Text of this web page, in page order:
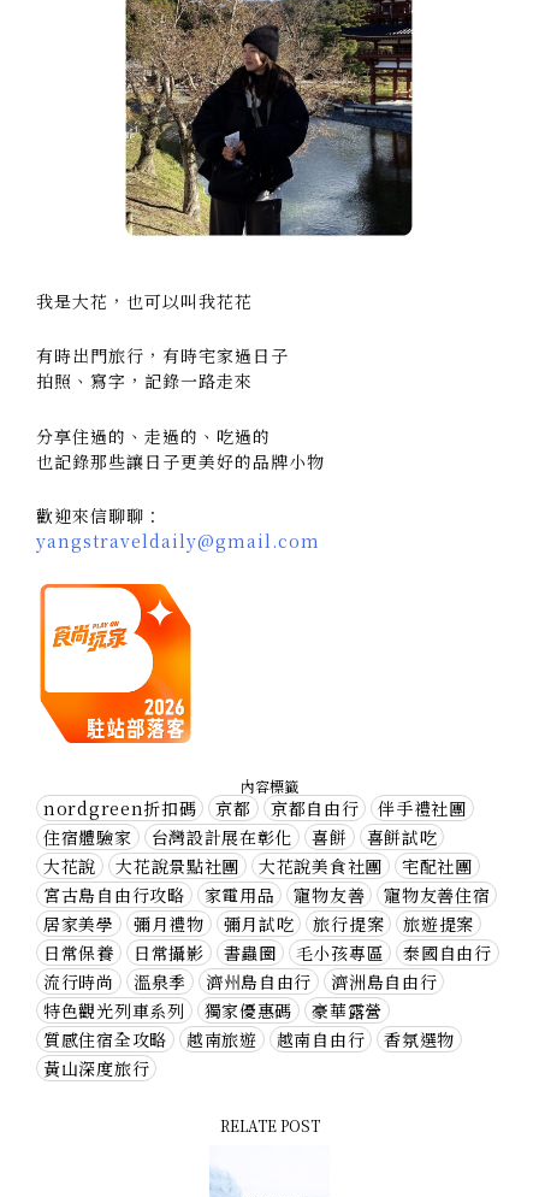
我是大花，也可以叫我花花
有時出門旅行，有時宅家過日子
拍照、寫字，記錄一路走來
分享住過的、走過的、吃過的
也記錄那些讓日子更美好的品牌小物
歡迎來信聊聊：
yangstraveldaily@gmail.com
內容標籤
nordgreen折扣碼 京都 京都自由行
伴手禮社團
住宿體驗家
台灣設計展在彰化 喜餅
喜餅試吃
大花說
大花說景點社團 大花說美食社團
宅配社團
宮古島自由行攻略
家電用品 寵物友善
寵物友善住宿
居家美學
彌月禮物 彌月試吃 旅行提案
旅遊提案
日常保養
日常攝影 書蟲圈 毛小孩專區
泰國自由行
流行時尚
溫泉季 濟州島自由行
濟洲島自由行
特色觀光列車系列
獨家優惠碼
豪華露營
質感住宿全攻略
越南旅遊 越南自由行
香氛選物
黃山深度旅行
RELATE POST